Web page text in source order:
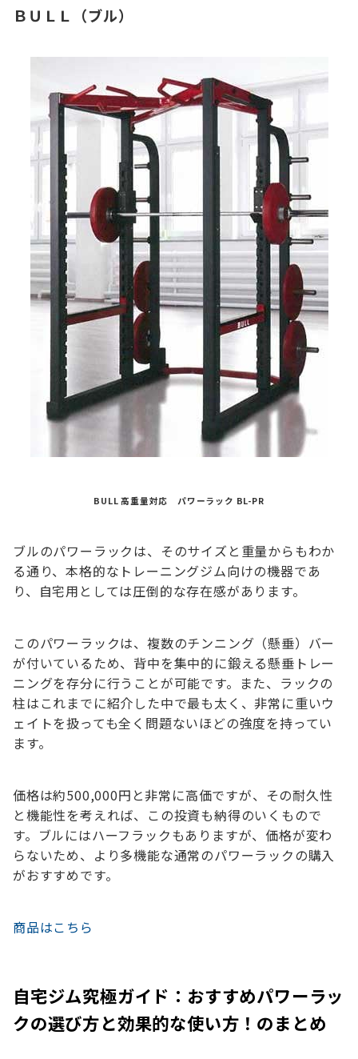
ＢＵＬＬ（ブル）
BULL 高重量対応 パワーラック BL-PR
ブルのパワーラックは、そのサイズと重量からもわか
る通り、本格的なトレーニングジム向けの機器であ
り、自宅用としては圧倒的な存在感があります。
このパワーラックは、複数のチンニング（懸垂）バー
が付いているため、背中を集中的に鍛える懸垂トレー
ニングを存分に行うことが可能です。また、ラックの
柱はこれまでに紹介した中で最も太く、非常に重いウ
ェイトを扱っても全く問題ないほどの強度を持ってい
ます。
価格は約500,000円と非常に高価ですが、その耐久性
と機能性を考えれば、この投資も納得のいくもので
す。ブルにはハーフラックもありますが、価格が変わ
らないため、より多機能な通常のパワーラックの購入
がおすすめです。
商品はこちら
自宅ジム究極ガイド：おすすめパワーラッ
クの選び方と効果的な使い方！のまとめ